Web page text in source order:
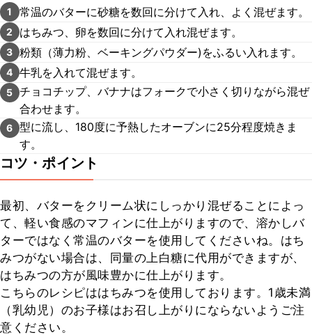
1 常温のバターに砂糖を数回に分けて入れ、よく混ぜます。
2 はちみつ、卵を数回に分けて入れ混ぜます。
3 粉類（薄力粉、ベーキングパウダー)をふるい入れます。
4 牛乳を入れて混ぜます。
5 チョコチップ、バナナはフォークで小さく切りながら混ぜ
合わせます。
6 型に流し、180度に予熱したオーブンに25分程度焼きま
す。
コツ・ポイント
最初、バターをクリーム状にしっかり混ぜることによっ
て、軽い食感のマフィンに仕上がりますので、溶かしバ
ターではなく常温のバターを使用してくださいね。はち
みつがない場合は、同量の上白糖に代用ができますが、
はちみつの方が風味豊かに仕上がります。
こちらのレシピははちみつを使用しております。1歳未満
（乳幼児）のお子様はお召し上がりにならないようご注
意ください。